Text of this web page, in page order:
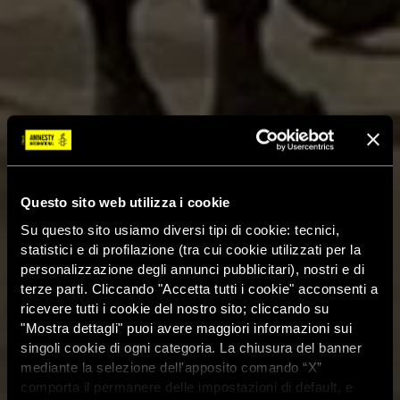
Questo sito web utilizza i cookie
Su questo sito usiamo diversi tipi di cookie: tecnici,
statistici e di profilazione (tra cui cookie utilizzati per la
personalizzazione degli annunci pubblicitari), nostri e di
terze parti. Cliccando "Accetta tutti i cookie" acconsenti a
ricevere tutti i cookie del nostro sito; cliccando su
"Mostra dettagli" puoi avere maggiori informazioni sui
singoli cookie di ogni categoria. La chiusura del banner
mediante la selezione dell'apposito comando “X”
comporta il permanere delle impostazioni di default, e